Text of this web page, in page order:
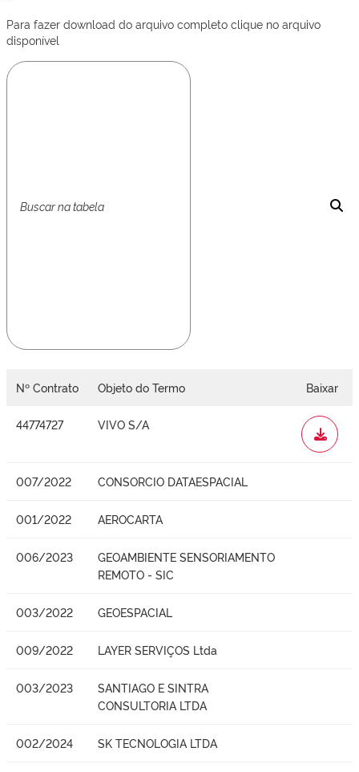
Para fazer download do arquivo completo clique no arquivo
disponível
Nº Contrato Objeto do Termo Baixar
44774727 VIVO S/A
WORD
007/2022 CONSORCIO DATAESPACIAL
001/2022 AEROCARTA
006/2023
GEOAMBIENTE SENSORIAMENTO
REMOTO - SIC
003/2022 GEOESPACIAL
009/2022 LAYER SERVIÇOS Ltda
003/2023
SANTIAGO E SINTRA
CONSULTORIA LTDA
002/2024 SK TECNOLOGIA LTDA